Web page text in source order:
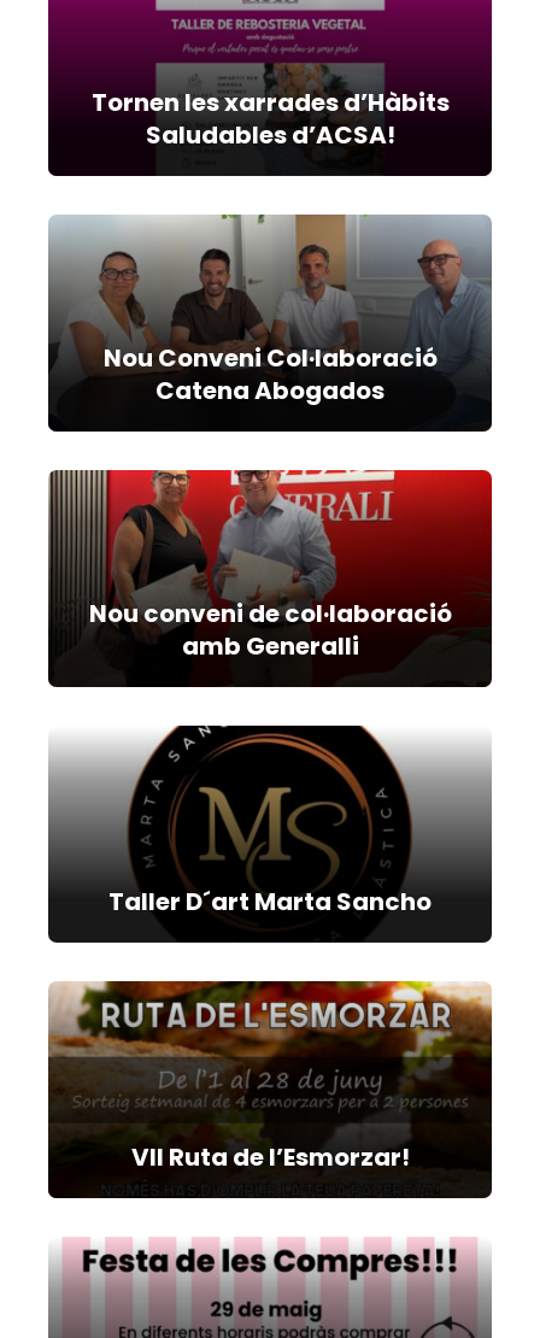
Tornen les xarrades d’Hàbits
Saludables d’ACSA!
Nou Conveni Col·laboració
Catena Abogados
Nou conveni de col·laboració
amb Generalli
Taller D´art Marta Sancho
VII Ruta de l’Esmorzar!